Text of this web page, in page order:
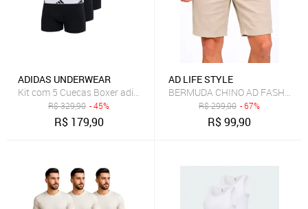
ADIDAS UNDERWEAR
Kit com 5 Cuecas Boxer adidas Underwear Preto
R$329,90 - 45%
R$ 179,90
AD LIFE STYLE
BERMUDA CHINO AD FASHION
R$299,00 - 67%
R$99,90